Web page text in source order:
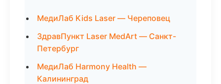
МедиЛаб Kids Laser — Череповец
ЗдравПункт Laser MedArt — Санкт-
Петербург
МедиЛаб Harmony Health —
Калининград